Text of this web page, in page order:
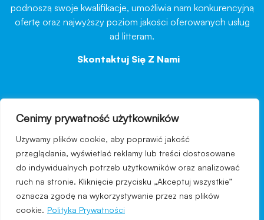
Cenimy prywatność użytkowników
Używamy plików cookie, aby poprawić jakość
przeglądania, wyświetlać reklamy lub treści dostosowane
do indywidualnych potrzeb użytkowników oraz analizować
ruch na stronie. Kliknięcie przycisku „Akceptuj wszystkie”
oznacza zgodę na wykorzystywanie przez nas plików
cookie. Polityka Prywatności
podnoszą swoje kwalifikacje, umożliwia nam konkurencyjną
ofertę oraz najwyższy poziom jakości oferowanych usług
ad litteram.
Skontaktuj Się Z Nami
nawigacja
Regulamin strony
Polityka prywatności
Kontakt